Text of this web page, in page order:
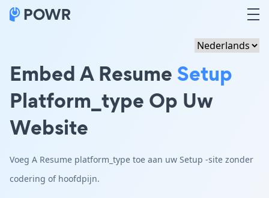
Embed A ResumeSetup
Platform_type Op Uw
Website
Voeg A Resume platform_type toe aan uw Setup -site zonder
codering of hoofdpijn.